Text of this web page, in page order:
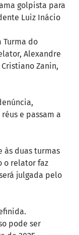
golpista para
Luiz Inácio
Turma do
Alexandre
Zanin,
e passam a
às duas turmas
o relator faz
julgada pelo
pode ser